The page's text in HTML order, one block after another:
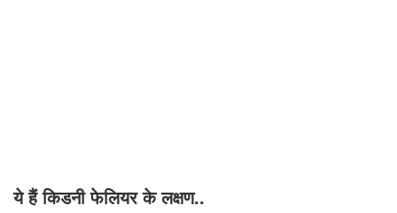
ये हैं किडनी फेलियर के लक्षण..